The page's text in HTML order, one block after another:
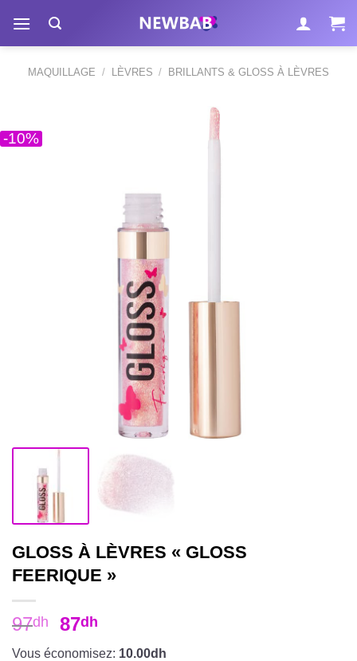
contenu
MAQUILLAGE / LÈVRES / BRILLANTS & GLOSS À LÈVRES
-10%
GLOSS À LÈVRES « GLOSS
FEERIQUE »
97dh 87dh
Vous économisez: 10.00dh